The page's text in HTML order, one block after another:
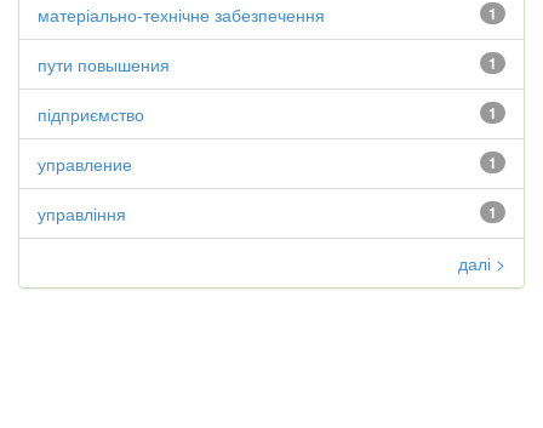
1
матеріально-технічне забезпечення
1
пути повышения
1
підприємство
1
управление
1
управління
далі >